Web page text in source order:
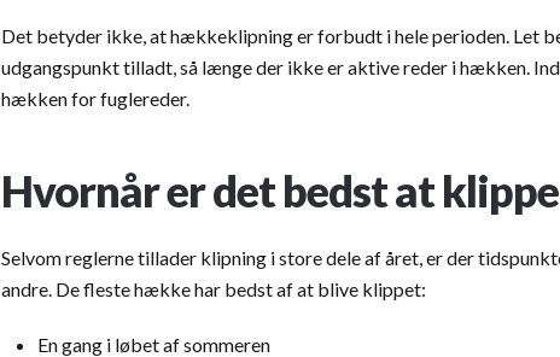
Det betyder ikke, at hækkeklipning er forbudt i hele perioden. Let
udgangspunkt tilladt, så længe der ikke er aktive reder i hækken.
hækken for fuglereder.
Hvornår er det bedst at
Selvom reglerne tillader klipning i store dele af året, er der
andre. De fleste hække har bedst af at blive klippet:
En gang i løbet af sommeren